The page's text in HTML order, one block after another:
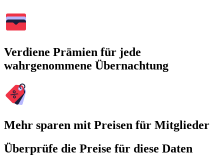
Verdiene Prämien für jede
wahrgenommene Übernachtung
Mehr sparen mit Preisen für Mitglieder
Überprüfe die Preise für diese Daten